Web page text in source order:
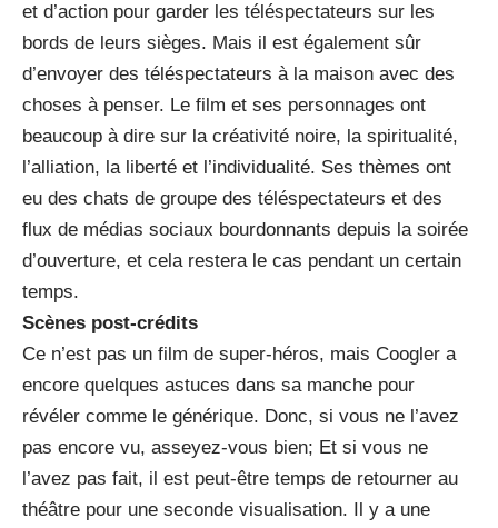
et d’action pour garder les téléspectateurs sur les
bords de leurs sièges. Mais il est également sûr
d’envoyer des téléspectateurs à la maison avec des
choses à penser. Le film et ses personnages ont
beaucoup à dire sur la créativité noire, la spiritualité,
l’alliation, la liberté et l’individualité. Ses thèmes ont
eu des chats de groupe des téléspectateurs et des
flux de médias sociaux bourdonnants depuis la soirée
d’ouverture, et cela restera le cas pendant un certain
temps.
Scènes post-crédits
Ce n’est pas un film de super-héros, mais Coogler a
encore quelques astuces dans sa manche pour
révéler comme le générique. Donc, si vous ne l’avez
pas encore vu, asseyez-vous bien; Et si vous ne
l’avez pas fait, il est peut-être temps de retourner au
théâtre pour une seconde visualisation. Il y a une